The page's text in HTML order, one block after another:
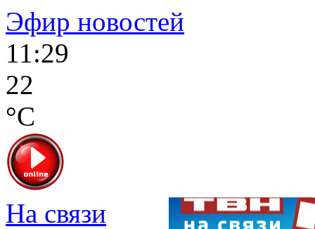
Эфир новостей
11:29
22
°C
На связи